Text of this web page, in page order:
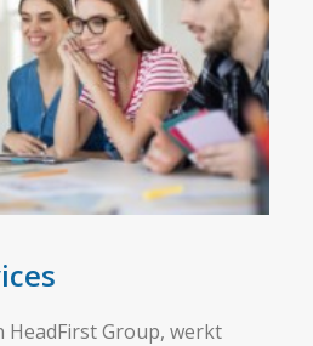
HeadFirst Group, werkt